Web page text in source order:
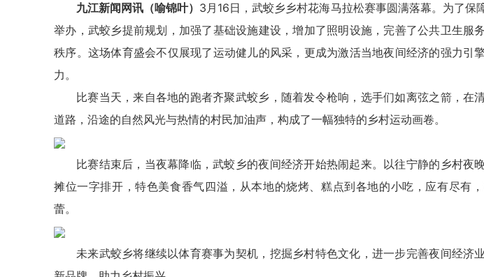
九江新闻网讯（喻锦叶） 3月16日，武蛟乡乡村花海马拉松赛事圆满落幕。为了保
举办，武蛟乡提前规划，加强了基础设施建设，增加了照明设施，完善了公共卫生服
秩序。这场体育盛会不仅展现了运动健儿的风采，更成为激活当地夜间经济的强力引
力。
比赛当天，来自各地的跑者齐聚武蛟乡，随着发令枪响，选手们如离弦之箭，在
道路，沿途的自然风光与热情的村民加油声，构成了一幅独特的乡村运动画卷。
比赛结束后，当夜幕降临，武蛟乡的夜间经济开始热闹起来。以往宁静的乡村夜
摊位一字排开，特色美食香气四溢，从本地的烧烤、糕点到各地的小吃，应有尽有
蕾。
未来武蛟乡将继续以体育赛事为契机，挖掘乡村特色文化，进一步完善夜间经济